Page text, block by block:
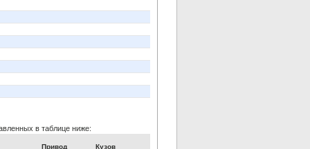
в таблице ниже:
Привод Кузов